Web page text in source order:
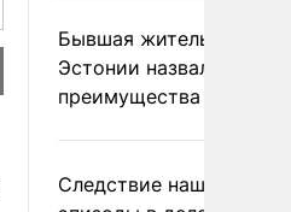
Бывшая жительница
Эстонии назвала
преимущества России
Следствие нашло